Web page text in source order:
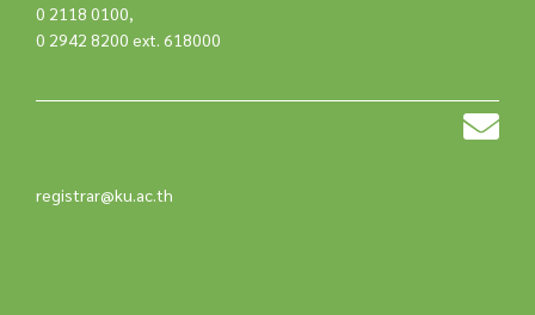
0 2118 0100
0 2942 8200 ext. 618000
registrar@ku.ac.th